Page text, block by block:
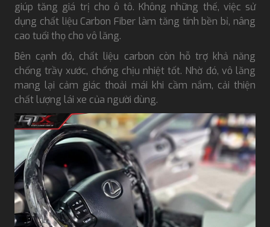
giúp tăng giá trị cho ô tô. Không những thế, việc sử
dụng chất liệu Carbon Fiber làm tăng tính bền bỉ, nâng
cao tuổi thọ cho vô lăng.
Bên cạnh đó, chất liệu carbon còn hỗ trợ khả năng
chống trầy xước, chống chịu nhiệt tốt. Nhờ đó, vô lăng
mang lại cảm giác thoải mái khi cầm nắm, cải thiện
chất lượng lái xe của người dùng.